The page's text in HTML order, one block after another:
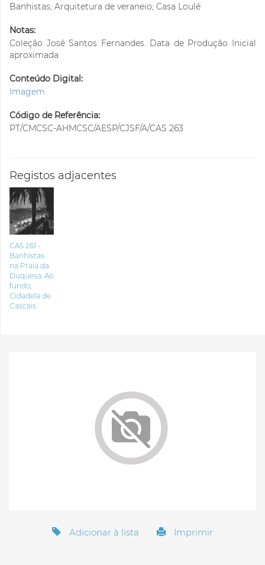
Banhistas; Arquitetura de veraneio; Casa Loulé
Notas:
Coleção José Santos Fernandes. Data de Produção Inicial
aproximada
Conteúdo Digital:
Imagem
Código de Referência:
PT/CMCSC-AHMCSC/AESP/CJSF/A/CAS 263
Registos adjacentes
CAS 261 -
Banhistas
na Praia da
Duquesa. Ao
fundo,
Cidadela de
Cascais
Adicionar à lista Imprimir